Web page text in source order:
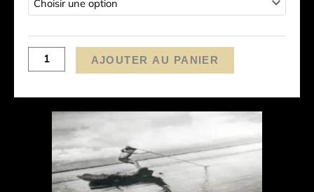
AJOUTER AU PANIER